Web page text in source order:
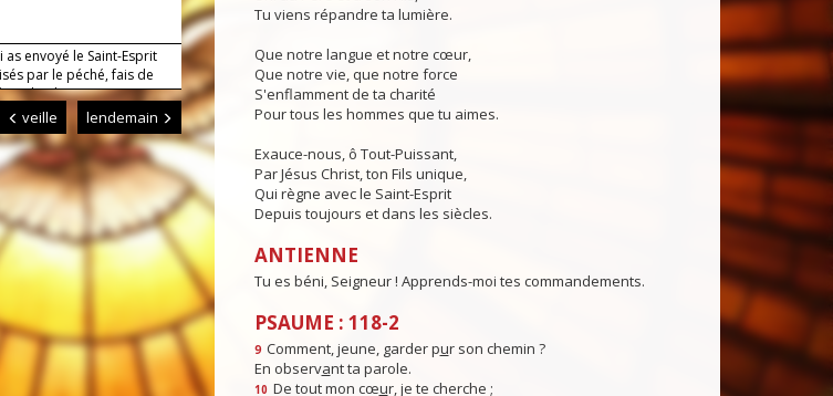
envoyé le Saint-Esprit
par le péché, fais de
le Christ, notre
veille lendemain
Tu viens répandre ta lumière.
Que notre langue et notre cœur,
Que notre vie, que notre force
S'enflamment de ta charité
Pour tous les hommes que tu aimes.
Exauce-nous, ô Tout-Puissant,
Par Jésus Christ, ton Fils unique,
Qui règne avec le Saint-Esprit
Depuis toujours et dans les siècles.
ANTIENNE
Tu es béni, Seigneur ! Apprends-moi tes commandements.
PSAUME : 118-2
9 Comment, jeune, garder pur son chemin ?
En observant ta parole.
10 De tout mon cœur, je te cherche ;